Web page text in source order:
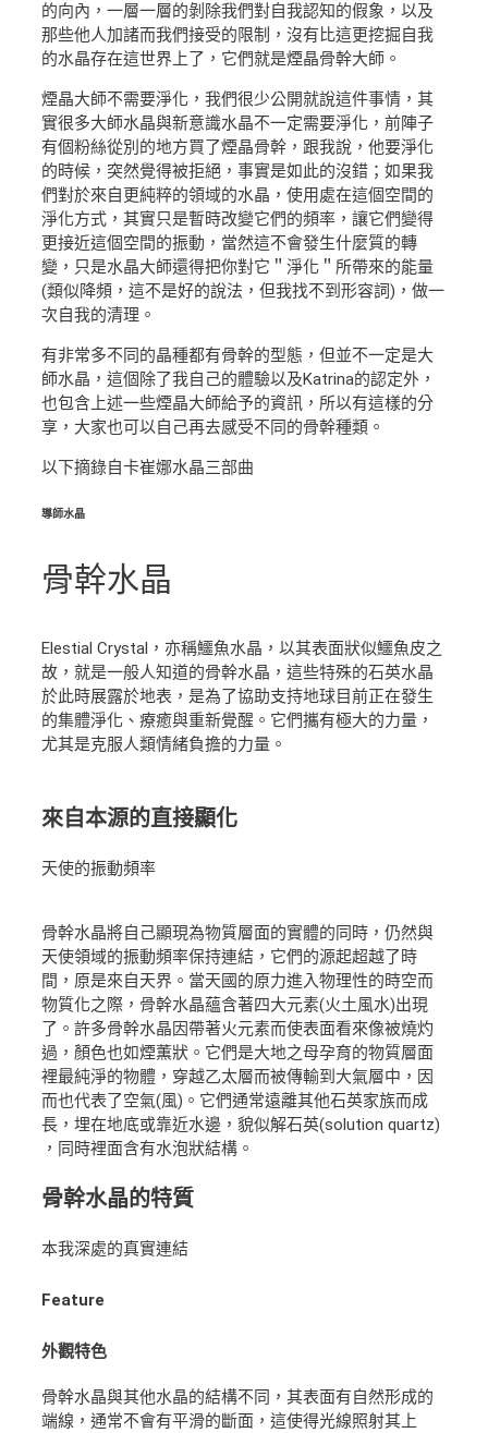
的向內，一層一層的剝除我們對自我認知的假象，以及
那些他人加諸而我們接受的限制，沒有比這更挖掘自我
的水晶存在這世界上了，它們就是煙晶骨幹大師。
煙晶大師不需要淨化，我們很少公開就說這件事情，其
實很多大師水晶與新意識水晶不一定需要淨化，前陣子
有個粉絲從別的地方買了煙晶骨幹，跟我說，他要淨化
的時候，突然覺得被拒絕，事實是如此的沒錯；如果我
們對於來自更純粹的領域的水晶，使用處在這個空間的
淨化方式，其實只是暫時改變它們的頻率，讓它們變得
更接近這個空間的振動，當然這不會發生什麼質的轉
變，只是水晶大師還得把你對它＂淨化＂所帶來的能量
(類似降頻，這不是好的說法，但我找不到形容詞)，做一
次自我的清理。
有非常多不同的晶種都有骨幹的型態，但並不一定是大
師水晶，這個除了我自己的體驗以及Katrina的認定外，
也包含上述一些煙晶大師給予的資訊，所以有這樣的分
享，大家也可以自己再去感受不同的骨幹種類。
以下摘錄自卡崔娜水晶三部曲
導師水晶
骨幹水晶
Elestial Crystal，亦稱鱷魚水晶，以其表面狀似鱷魚皮之
故，就是一般人知道的骨幹水晶，這些特殊的石英水晶
於此時展露於地表，是為了協助支持地球目前正在發生
的集體淨化、療癒與重新覺醒。它們攜有極大的力量，
尤其是克服人類情緒負擔的力量。
來自本源的直接顯化
天使的振動頻率
骨幹水晶將自己顯現為物質層面的實體的同時，仍然與
天使領域的振動頻率保持連結，它們的源起超越了時
間，原是來自天界。當天國的原力進入物理性的時空而
物質化之際，骨幹水晶蘊含著四大元素(火土風水)出現
了。許多骨幹水晶因帶著火元素而使表面看來像被燒灼
過，顏色也如煙薫狀。它們是大地之母孕育的物質層面
裡最純淨的物體，穿越乙太層而被傳輸到大氣層中，因
而也代表了空氣(風)。它們通常遠離其他石英家族而成
長，埋在地底或靠近水邊，貌似解石英(solution quartz)
，同時裡面含有水泡狀結構。
骨幹水晶的特質
本我深處的真實連結
Feature
外觀特色
骨幹水晶與其他水晶的結構不同，其表面有自然形成的
端線，通常不會有平滑的斷面，這使得光線照射其上